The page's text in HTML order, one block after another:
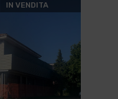
IN VENDITA